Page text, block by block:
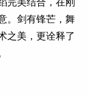
。剑有锋芒，舞
之美，更诠释了